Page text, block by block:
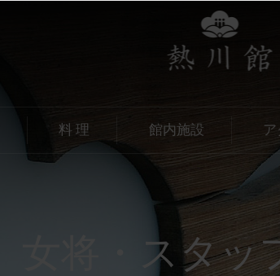
料 理 館内施設 ア
スタッ